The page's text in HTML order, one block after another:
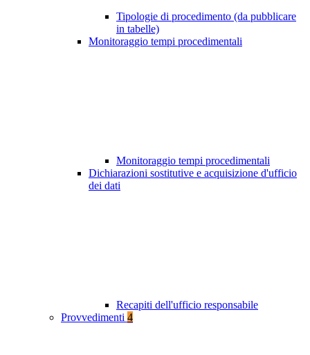
Tipologie di procedimento (da pubblicare
in tabelle)
Monitoraggio tempi procedimentali
Monitoraggio tempi procedimentali
Dichiarazioni sostitutive e acquisizione d'ufficio
dei dati
Recapiti dell'ufficio responsabile
Provvedimenti 4